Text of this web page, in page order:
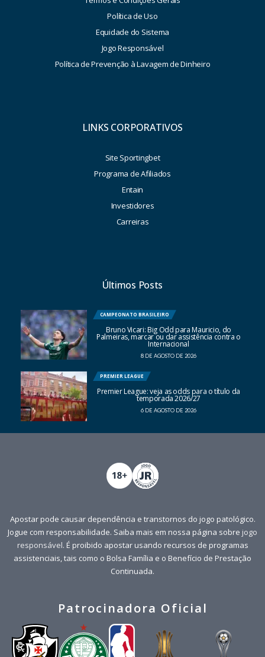
Política de Uso
Equidade do Sistema
Jogo Responsável
Política de Prevenção à Lavagem de Dinheiro
LINKS CORPORATIVOS
Site Sportingbet
Programa de Afiliados
Entain
Investidores
Carreiras
Últimos Posts
CAMPEONATO BRASILEIRO
Bruno Vicari: Big Odd para Mauricio, do
Palmeiras, marcar ou dar assistência contra o
Internacional
8 DE AGOSTO DE 2026
PREMIER LEAGUE
Premier League: veja as odds para o título da
temporada 2026/27
6 DE AGOSTO DE 2026
Apostar pode causar dependência e transtornos do jogo patológico.
Jogue com responsabilidade. Saiba mais em nossa página sobre jogo
responsável. É proibido apostar usando recursos de programas
assistenciais, tais como o Bolsa Família e o Benefício de Prestação
Continuada.
Patrocinadora Oficial